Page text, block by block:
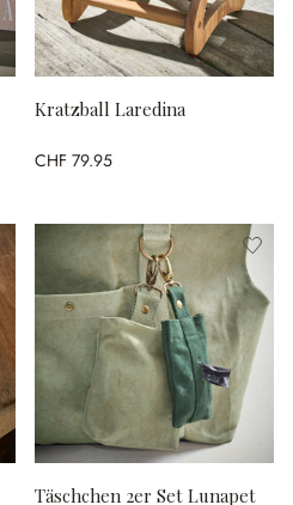
Kratzball Laredina
CHF 79.95
Täschchen 2er Set Lunapet